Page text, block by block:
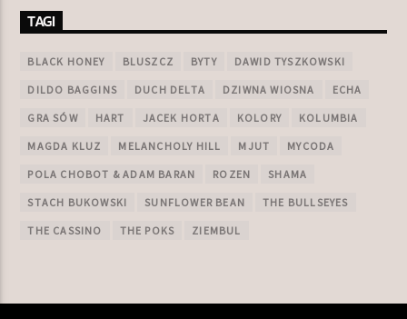
TAGI
BLACK HONEY BLUSZCZ BYTY DAWID TYSZKOWSKI
DILDO BAGGINS DUCH DELTA DZIWNA WIOSNA ECHA
GRA SÓW HART JACEK HORTA KOLORY KOLUMBIA
MAGDA KLUZ MELANCHOLY HILL MJUT MYCODA
POLA CHOBOT & ADAM BARAN ROZEN SHAMA
STACH BUKOWSKI SUNFLOWER BEAN THE BULLSEYES
THE CASSINO THE POKS ZIEMBUL